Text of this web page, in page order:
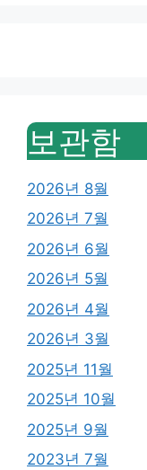
보관함
2026년 8월
2026년 7월
2026년 6월
2026년 5월
2026년 4월
2026년 3월
2025년 11월
2025년 10월
2025년 9월
2023년 7월